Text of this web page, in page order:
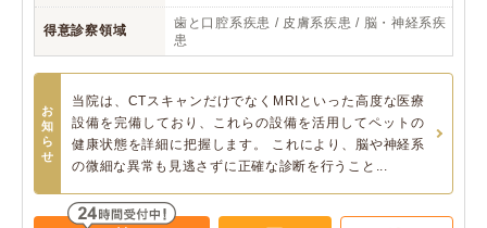
得意診察領域
歯と口腔系疾患 / 皮膚系疾患 / 脳・神経系疾
患
お
知
ら
せ
当院は、CTスキャンだけでなくMRIといった高度な医療
設備を完備しており、これらの設備を活用してペットの
健康状態を詳細に把握します。 これにより、脳や神経系
の微細な異常も見逃さずに正確な診断を行うこと...